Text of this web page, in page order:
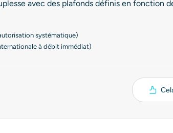
avec des plafonds définis en fonction
systématique)
à débit immédiat)